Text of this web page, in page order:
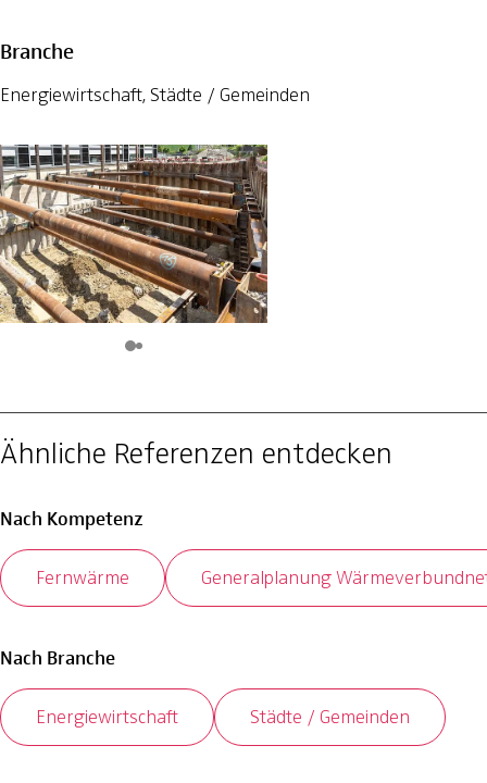
Branche
Energiewirtschaft, Städte / Gemeinden
Ähnliche Referenzen entdecken
Nach Kompetenz
Fernwärme Generalplanung
Nach Branche
Energiewirtschaft Städte / Gemeinden